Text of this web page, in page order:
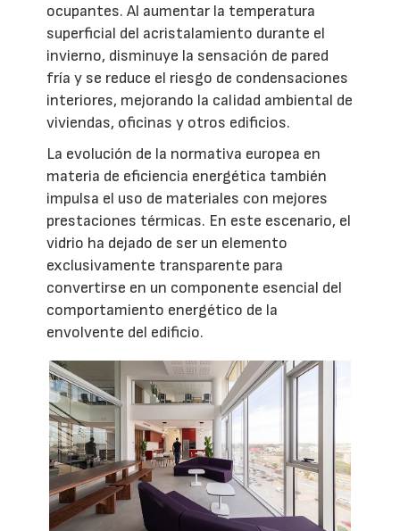
ocupantes. Al aumentar la temperatura
superficial del acristalamiento durante el
invierno, disminuye la sensación de pared
fría y se reduce el riesgo de condensaciones
interiores, mejorando la calidad ambiental de
viviendas, oficinas y otros edificios.
La evolución de la normativa europea en
materia de eficiencia energética también
impulsa el uso de materiales con mejores
prestaciones térmicas. En este escenario, el
vidrio ha dejado de ser un elemento
exclusivamente transparente para
convertirse en un componente esencial del
comportamiento energético de la
envolvente del edificio.